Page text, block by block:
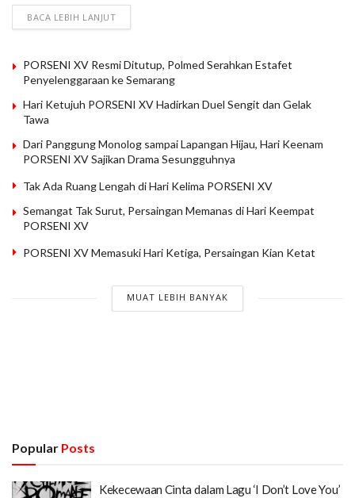
BACA LEBIH LANJUT
PORSENI XV Resmi Ditutup, Polmed Serahkan Estafet
Penyelenggaraan ke Semarang
Hari Ketujuh PORSENI XV Hadirkan Duel Sengit dan Gelak
Tawa
Dari Panggung Monolog sampai Lapangan Hijau, Hari Keenam
PORSENI XV Sajikan Drama Sesungguhnya
Tak Ada Ruang Lengah di Hari Kelima PORSENI XV
Semangat Tak Surut, Persaingan Memanas di Hari Keempat
PORSENI XV
PORSENI XV Memasuki Hari Ketiga, Persaingan Kian Ketat
MUAT LEBIH BANYAK
Popular Posts
Kekecewaan Cinta dalam Lagu ‘I Don’t Love You’